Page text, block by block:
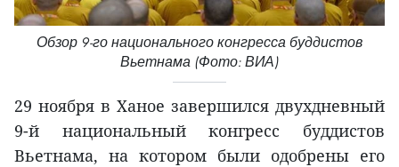
Обзор 9-го национального конгресса буддистов
Вьетнама (Фото: ВИА)
29 ноября в Ханое завершился двухдневный
9-й национальный конгресс буддистов
Вьетнама, на котором были одобрены его